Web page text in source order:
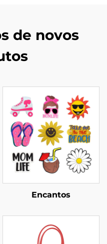
de novos
Encantos